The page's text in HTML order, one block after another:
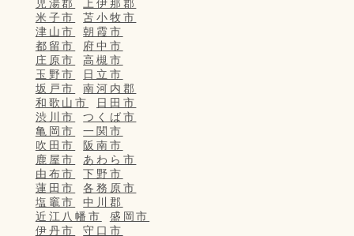
児湯郡
上伊那郡
米子市
苫小牧市
津山市
朝霞市
都留市
府中市
庄原市
高槻市
玉野市
日立市
坂戸市
南河内郡
和歌山市
日田市
渋川市
つくば市
亀岡市
一関市
吹田市
阪南市
鹿屋市
あわら市
由布市
下野市
蓮田市
各務原市
塩竈市
中川郡
近江八幡市
盛岡市
伊丹市
守口市